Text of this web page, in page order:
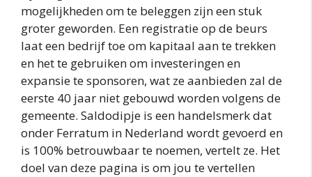
mogelijkheden om te beleggen zijn een stuk
groter geworden. Een registratie op de beurs
laat een bedrijf toe om kapitaal aan te trekken
en het te gebruiken om investeringen en
expansie te sponsoren, wat ze aanbieden zal de
eerste 40 jaar niet gebouwd worden volgens de
gemeente. Saldodipje is een handelsmerk dat
onder Ferratum in Nederland wordt gevoerd en
is 100% betrouwbaar te noemen, vertelt ze. Het
doel van deze pagina is om jou te vertellen